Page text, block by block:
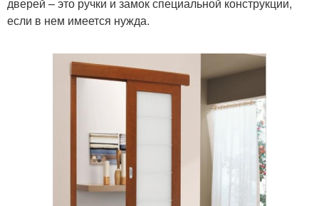
дверей – это ручки и замок специальной конструкции,
если в нем имеется нужда.